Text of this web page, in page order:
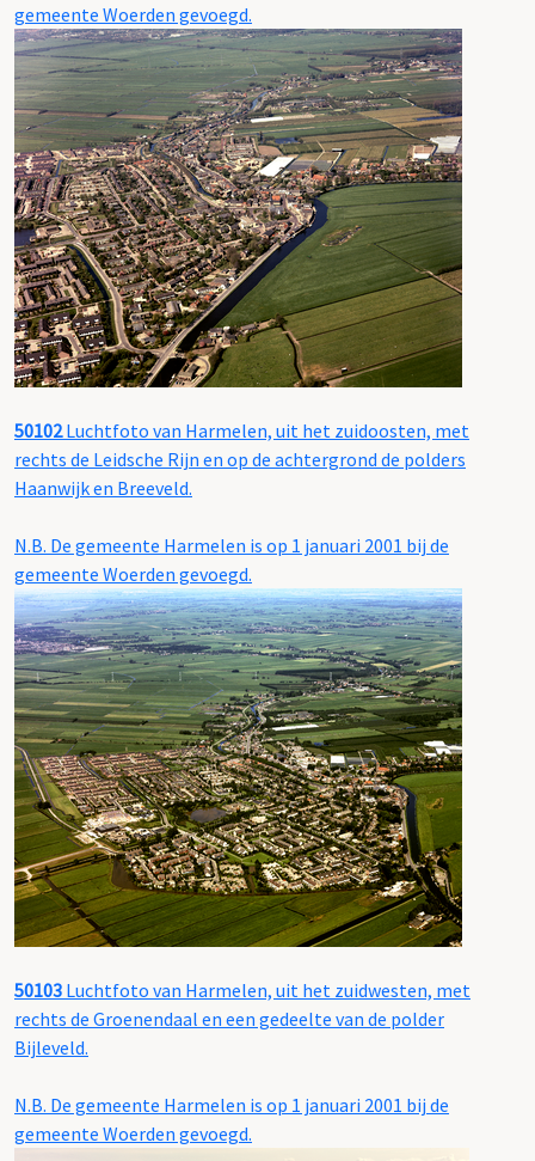
gemeente Woerden gevoegd.
50102Luchtfoto van Harmelen, uit het zuidoosten, met
rechts de Leidsche Rijn en op de achtergrond de polders
Haanwijk en Breeveld.
N.B. De gemeente Harmelen is op 1 januari 2001 bij de
gemeente Woerden gevoegd.
50103 Luchtfoto van Harmelen, uit het zuidwesten, met
rechts de Groenendaal en een gedeelte van de polder
Bijleveld.
N.B. De gemeente Harmelen is op 1 januari 2001 bij de
gemeente Woerden gevoegd.